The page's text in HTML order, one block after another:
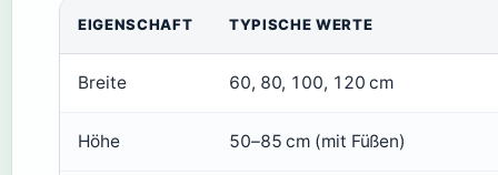
EIGENSCHAFT TYPISCHE WERTE
Breite 60, 80, 100, 120 cm
Höhe 50–85 cm (mit Füßen)